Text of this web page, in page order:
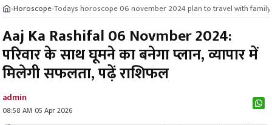
›Horoscope›Todays horoscope 06 november 2024 plan to travel with family
Aaj Ka Rashifal 06 Novmber 2024:
परिवार के साथ घूमने का बनेगा प्लान, व्यापार में
मिलेगी सफलता, पढ़ें राशिफल
admin
08:58 AM 05 Apr 2026